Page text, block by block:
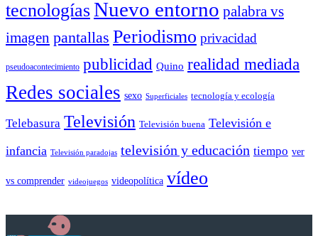
tecnologíasNuevo entorno palabra vs
imagen pantallas Periodismo privacidad
pseudoacontecimiento publicidad Quino realidad mediada
Redes sociales sexo Superficiales tecnología y ecología
Telebasura Televisión Televisión buena Televisión e
infancia Televisión paradojas televisión y educación tiempo ver
vs comprender videojuegos videopolítica vídeo